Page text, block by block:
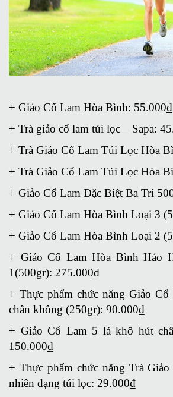
+ Giảo Cổ Lam Hòa Bình: 55.000₫
+ Trà giảo cổ lam túi lọc – Sapa:
+ Trà Giảo Cổ Lam Túi Lọc Hòa
+ Trà Giảo Cổ Lam Túi Lọc Hòa
+ Giảo Cổ Lam Đặc Biệt Ba Tri
+ Giảo Cổ Lam Hòa Bình Loại 3
+ Giảo Cổ Lam Hòa Bình Loại 2
+ Giảo Cổ Lam Hòa Bình Hảo
1(500gr): 275.000₫
+ Thực phẩm chức năng Giảo
chân không (250gr): 90.000₫
+ Giảo Cổ Lam 5 lá khô hút
150.000₫
+ Thực phẩm chức năng Trà
nhiên dạng túi lọc: 29.000₫